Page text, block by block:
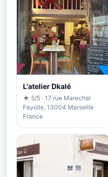
L'atelier Dkalé
★ 5/5 · 17 rue Marechal
Fayolle, 13004 Marseille
France